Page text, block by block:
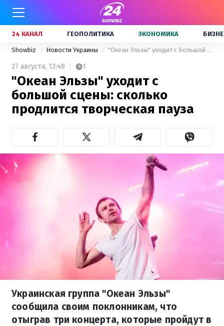
24 КАНАЛ ГЕОПОЛИТИКА ЭКОНОМИКА
Showbiz Новости Украины "Океан Эльзы" уходит с большой сцены: сколько продлится творческая пауза
27 августа, 12:48 1
"Океан Эльзы" уходит с
большой сцены: сколько
продлится творческая пауза
Украинская группа "Океан Эльзы"
сообщила своим поклонникам, что
отыграв три концерта, которые пройдут в